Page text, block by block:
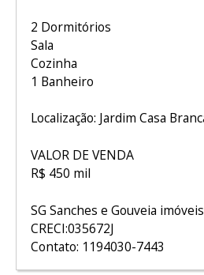
2 Dormitórios
Sala
Cozinha
1 Banheiro
Localização: Jardim Casa
VALOR DE VENDA
R$ 450 mil
SG Sanches e Gouveia imóveis
CRECI:035672J
Contato: 1194030-7443